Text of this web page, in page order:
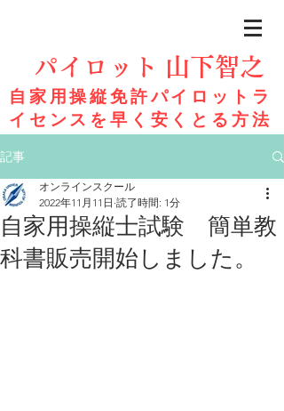
パイロット 山下智之
自家用操縦免許パイロットラ
イセンスを早く安くとる方法
記事
自家用操縦士試験 簡単教
科書販売開始しました。
オンラインスクール
2022年11月11日 読了時間: 1分